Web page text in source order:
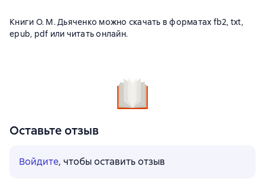
Книги О. М. Дьяченко можно скачать в форматах fb2, txt,
epub, pdf или читать онлайн.
Оставьте отзыв
Войдите, чтобы оставить отзыв